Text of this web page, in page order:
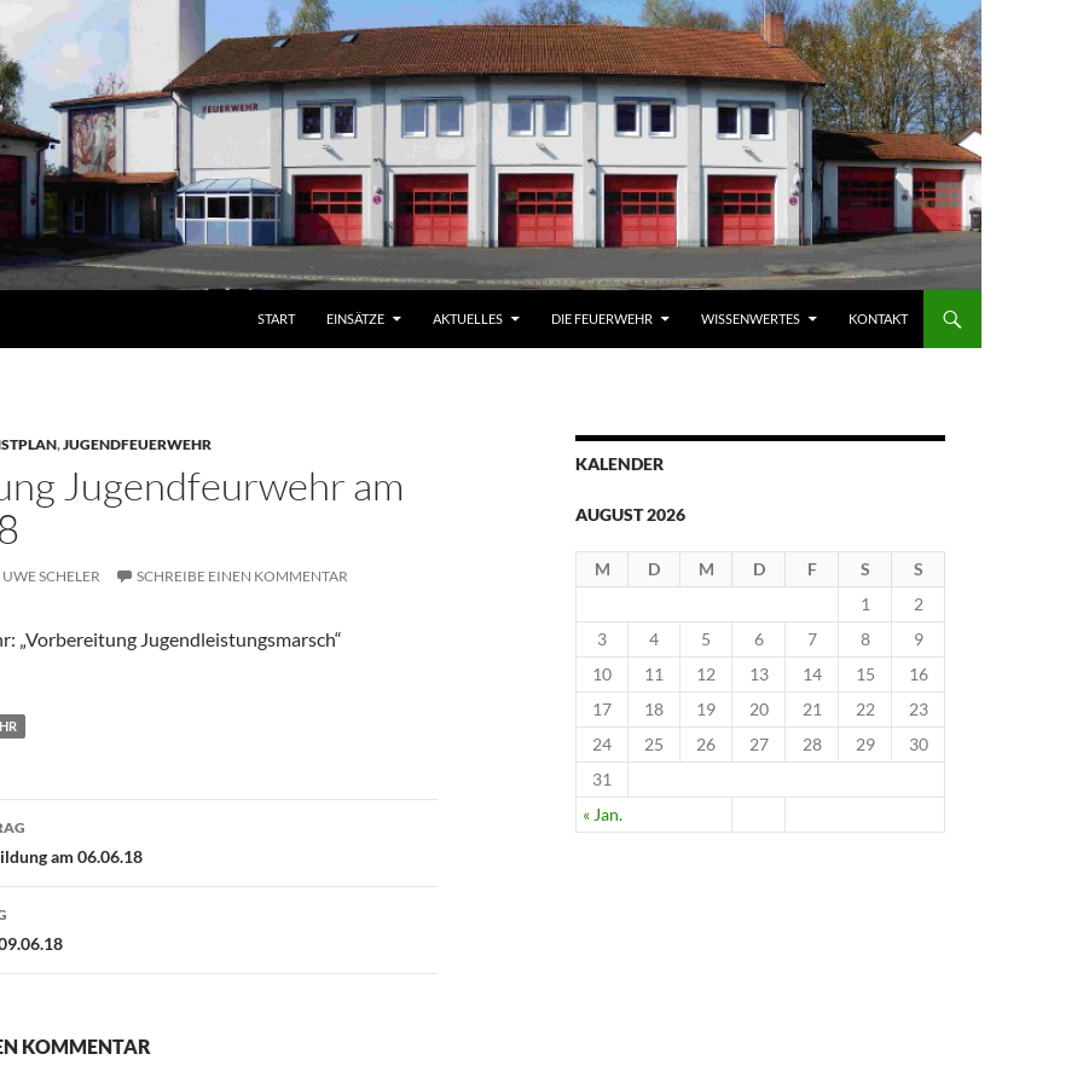
START EINSÄTZE AKTUELLES DIE FEUERWEHR WISSENWERTES KONTAKT
,JUGENDFEUERWEHR
Jugendfeurwehr am
UWE SCHELER SCHREIBE EINEN KOMMENTAR
„Vorbereitung Jugendleistungsmarsch“
am 06.06.18
KOMMENTAR
KALENDER
AUGUST 2026
M D M D F S S
« Jan.
1
2
3
4 5 6 7 8
9
10
11 12 13 14 15
16
17
18 19 20 21 22
23
24
25 26 27 28 29
30
31